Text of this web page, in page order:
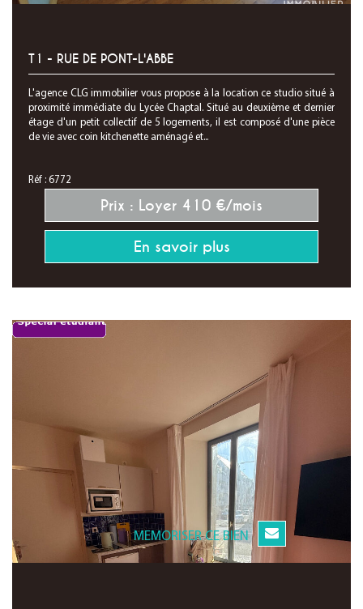
T1 - RUE DE PONT-L'ABBE
L'agence CLG immobilier vous propose à la location ce studio situé à
proximité immédiate du Lycée Chaptal. Situé au deuxième et dernier
étage d'un petit collectif de 5 logements, il est composé d'une pièce
de vie avec coin kitchenette aménagé et...
Réf : 6772
Prix : Loyer 410 €/mois
En savoir plus
MEMORISER CE BIEN